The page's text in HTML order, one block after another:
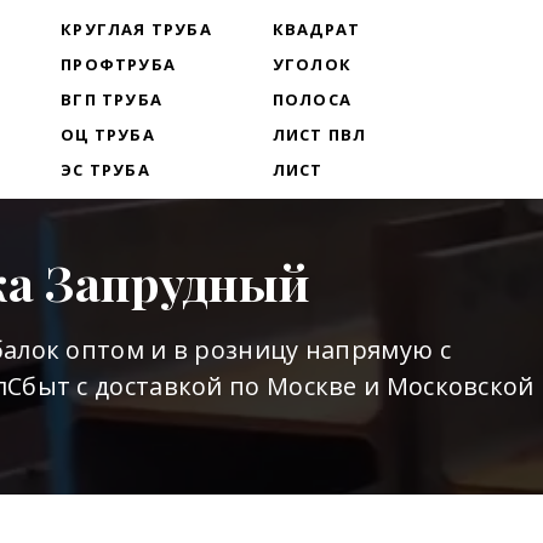
КРУГЛАЯ ТРУБА
ПРОФТРУБА
ВГП ТРУБА
ОЦ ТРУБА
ЭС ТРУБА
КВАДРАТ
УГОЛОК
ПОЛОСА
ЛИСТ ПВЛ
ЛИСТ
Запрудный
оптом и в розницу напрямую с
с доставкой по Москве и Московской